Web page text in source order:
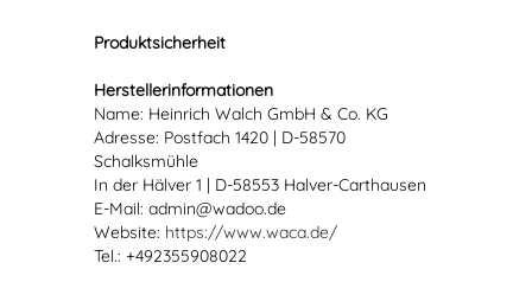
Produktsicherheit
Herstellerinformationen
Name: Heinrich Walch GmbH & Co. KG
Adresse: Postfach 1420 | D-58570
Schalksmühle
In der Hälver 1 | D-58553 Halver-Carthausen
E-Mail: admin@wadoo.de
Website: https://www.waca.de/
Tel.: +492355908022